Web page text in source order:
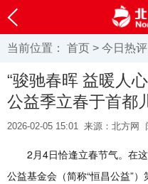
当前位置： 首页 > 今日热评
“骏驰春晖 益暖人
公益季立春于首都
2026-02-05 15:01 来源：北方网
2月4日恰逢立春节气。在
公益基金会（简称“恒昌公益”